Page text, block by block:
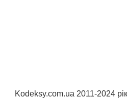
Kodeksy.com.ua 2011-2024